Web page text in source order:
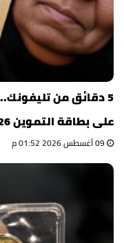
5 دقائق من
على بطاقة التموين 2026